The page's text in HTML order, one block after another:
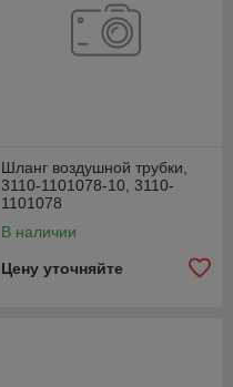
Шланг воздушной трубки,
3110-1101078-10, 3110-
1101078
В наличии
Цену уточняйте